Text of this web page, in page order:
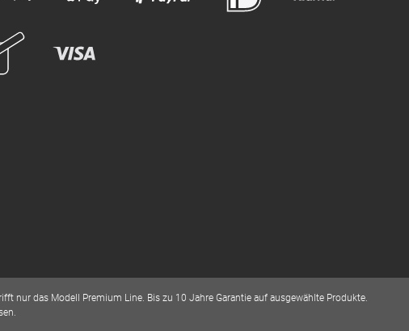
nur das Modell Premium Line. Bis zu 10 Jahre Garantie auf ausgewählte Produkte.